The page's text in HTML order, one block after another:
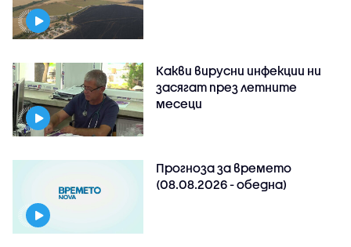
Какви вирусни инфекции ни
засягат през летните
месеци
Прогноза за времето
(08.08.2026 - обедна)